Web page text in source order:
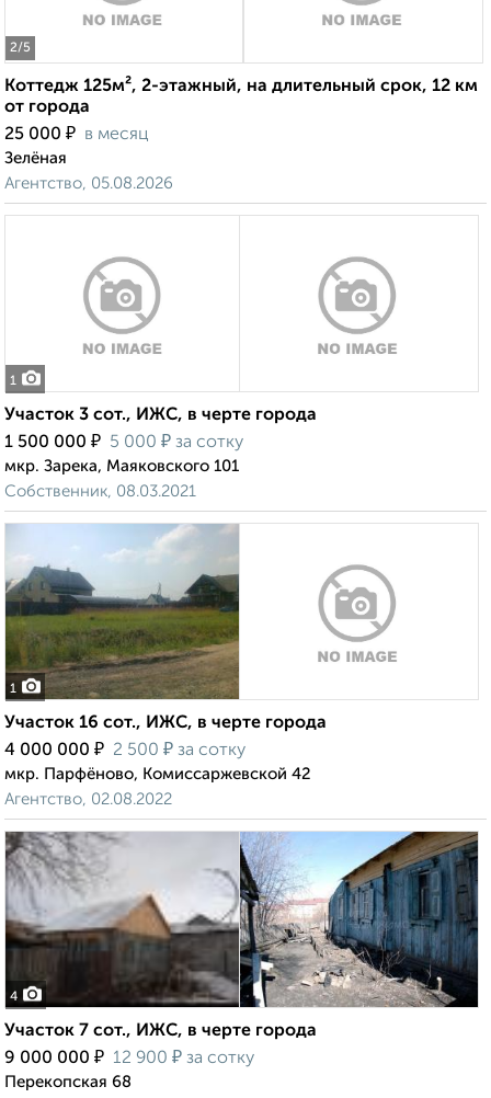
2/5
Коттедж 125м², 2-этажный, на длительный срок, 12 км
от города
25 000 ₽ в месяц
Зелёная
Агентство, 05.08.2026
1
Участок 3 сот., ИЖС, в черте города
1 500 000 ₽ 5 000 ₽ за сотку
мкр. Зарека, Маяковского 101
Собственник, 08.03.2021
1
Участок 16 сот., ИЖС, в черте города
4 000 000 ₽ 2 500 ₽ за сотку
мкр. Парфёново, Комиссаржевской 42
Агентство, 02.08.2022
4
Участок 7 сот., ИЖС, в черте города
9 000 000 ₽ 12 900 ₽ за сотку
Перекопская 68